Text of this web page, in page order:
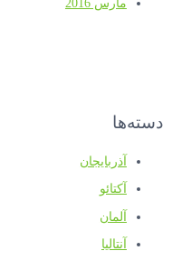
مارس 2016
دسته‌ها
آذربایجان
آکتائو
آلمان
آنتالیا